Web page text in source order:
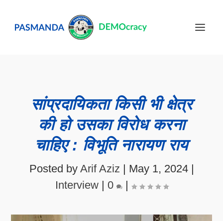
सांप्रदायिकता किसी भी क्षेत्र
की हो उसका विरोध करना
चाहिए : विभूति नारायण राय
Posted by Arif Aziz | May 1, 2024|
Interview| 0 |